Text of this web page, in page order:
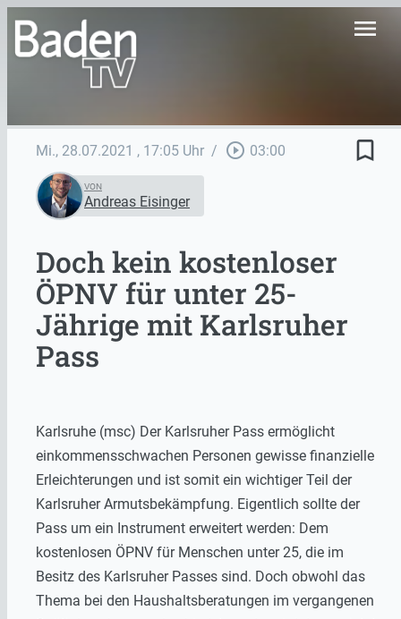
menu
Mi., 28.07.2021 , 17:05 Uhr / play_circle_outline 03:00 bookmark_border
VON
Andreas Eisinger
Doch kein kostenloser
ÖPNV für unter 25-
Jährige mit Karlsruher
Pass
Karlsruhe (msc) Der Karlsruher Pass ermöglicht
einkommensschwachen Personen gewisse finanzielle
Erleichterungen und ist somit ein wichtiger Teil der
Karlsruher Armutsbekämpfung. Eigentlich sollte der
Pass um ein Instrument erweitert werden: Dem
kostenlosen ÖPNV für Menschen unter 25, die im
Besitz des Karlsruher Passes sind. Doch obwohl das
Thema bei den Haushaltsberatungen im vergangenen